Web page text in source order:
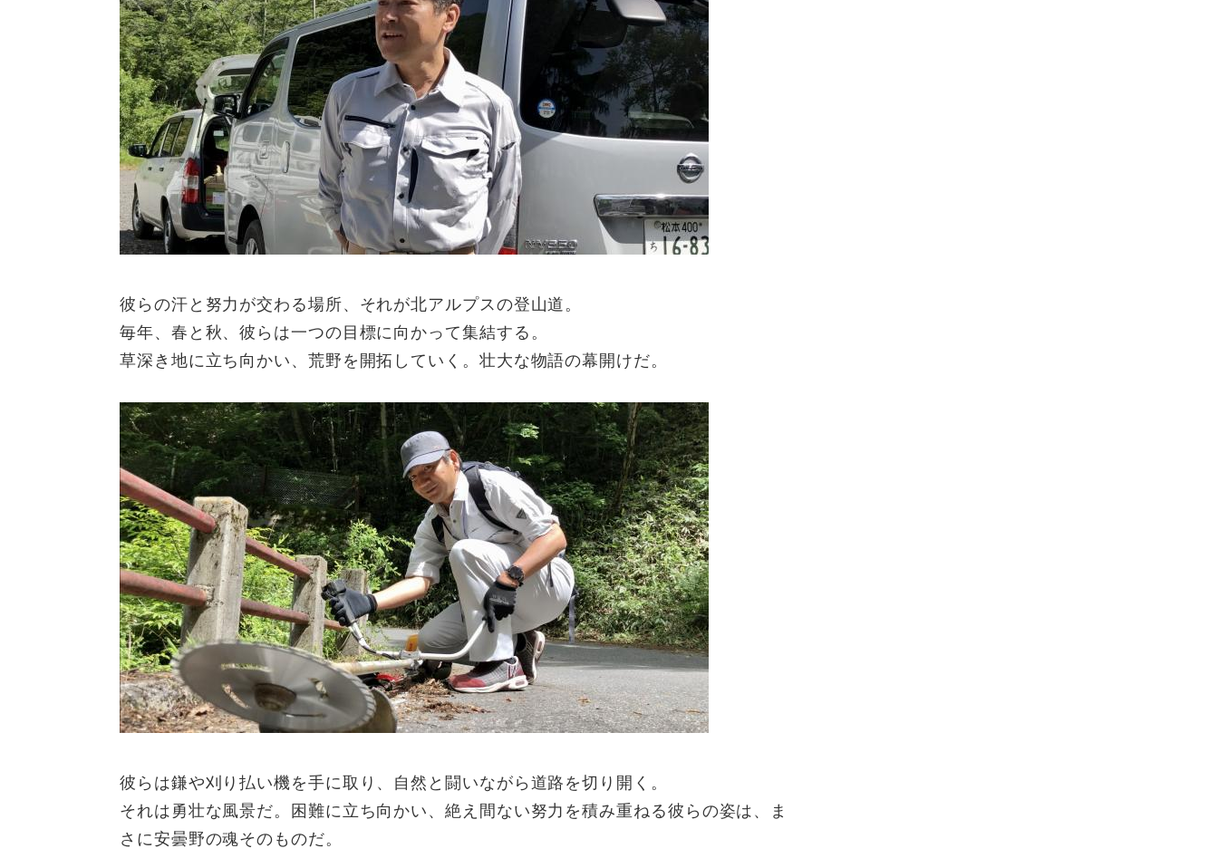
彼らの汗と努力が交わる場所、それが北アルプスの登山道。
毎年、春と秋、彼らは一つの目標に向かって集結する。
草深き地に立ち向かい、荒野を開拓していく。壮大な物語の幕開けだ。
彼らは鎌や刈り払い機を手に取り、自然と闘いながら道路を切り開く。
それは勇壮な風景だ。困難に立ち向かい、絶え間ない努力を積み重ねる彼らの姿は、ま
さに安曇野の魂そのものだ。